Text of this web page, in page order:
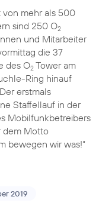
mehr als 500
sind 250 O2
und Mitarbeiter
die 37
des O2Tower am
Ring hinauf
erstmals
Staffellauf in der
Mobilfunkbetreibers
dem Motto
bewegen wir was!“
2019